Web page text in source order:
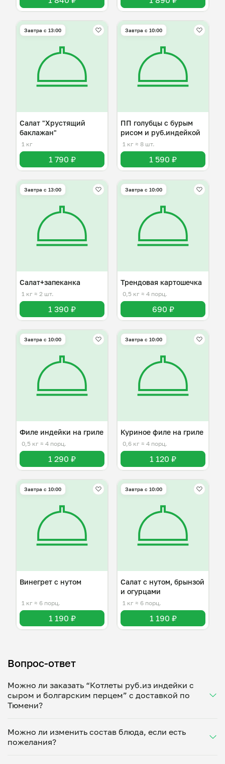
Завтра c 13:00
Салат "Хрустящий
баклажан"
1 кг
1 790 ₽
Завтра c 10:00
ПП голубцы с бурым
рисом и руб.индейкой
1 кг ≈ 8 шт.
1 590 ₽
Завтра c 13:00
Салат+запеканка
1 кг ≈ 2 шт.
1 390 ₽
Завтра c 10:00
Трендовая картошечка
0,5 кг ≈ 4 порц.
690 ₽
Завтра c 10:00
Филе индейки на гриле
0,5 кг ≈ 4 порц.
1 290 ₽
Завтра c 10:00
Куриное филе на гриле
0,6 кг ≈ 4 порц.
1 120 ₽
Завтра c 10:00
Винегрет с нутом
1 кг ≈ 6 порц.
1 190 ₽
Завтра c 10:00
Салат с нутом, брынзой
и огурцами
1 кг ≈ 6 порц.
1 190 ₽
Вопрос-ответ
Можно ли заказать “Котлеты руб.из индейки с
сыром и болгарским перцем” с доставкой по
Тюмени?
Укажите удобное время — и получите свежее
домашнее блюдо в большой порции прямо с плиты.
Можно ли изменить состав блюда, если есть
пожелания?